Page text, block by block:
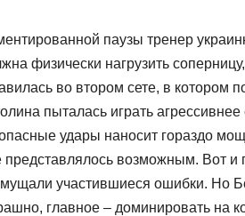
паузы тренер
физически нагрузить
во втором сете, в котором
пыталась играть
удары наносит гораздо
представлялось возможным. Вот и
участившиеся ошибки. Но
главное – доминировать на